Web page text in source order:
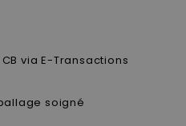
via E-Transactions
soigné